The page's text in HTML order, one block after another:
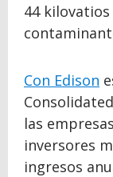
44
Con Edison
las
inversores
ingresos